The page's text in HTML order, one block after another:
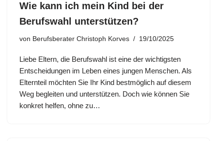
Wie kann ich mein Kind bei der
Berufswahl unterstützen?
von Berufsberater Christoph Korves 19/10/2025
Liebe Eltern, die Berufswahl ist eine der wichtigsten
Entscheidungen im Leben eines jungen Menschen. Als
Elternteil möchten Sie Ihr Kind bestmöglich auf diesem
Weg begleiten und unterstützen. Doch wie können Sie
konkret helfen, ohne zu…